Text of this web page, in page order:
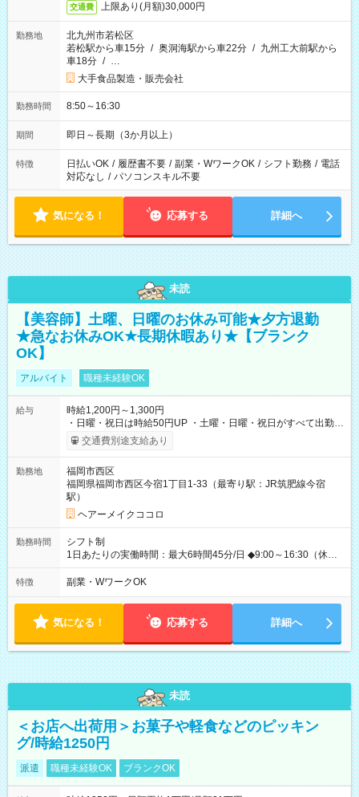
交通費 上限あり(月額)30,000円
勤務地
北九州市若松区
若松駅から車15分 / 奥洞海駅から車22分 / 九州工大前駅から
車18分 / …
大手食品製造・販売会社
勤務時間 8:50～16:30
期間 即日～長期（3か月以上）
特徴 日払いOK / 履歴書不要 / 副業・WワークOK / シフト勤務 / 電話
対応なし / パソコンスキル不要
気になる！ 応募する 詳細へ
未読
【美容師】土曜、日曜のお休み可能★夕方退勤
★急なお休みOK★長期休暇あり★【ブランク
OK】
アルバイト 職種未経験OK
給与
時給1,200円～1,300円
・日曜・祝日は時給50円UP ・土曜・日曜・祝日がすべて出勤可
能な方は、日曜・祝日の時給1,300円（入社から半年間は時給
1,250円になります) 【試用期間】試用期間あり 試用期間の長
ます。 雇用形態：本採用時と同じです。 給与：時給 1,200
円 ～ 1,250円
交通費別途支給あり
勤務地
福岡市西区
福岡県福岡市西区今宿1丁目1-33（最寄り駅：JR筑肥線今宿
駅）
ヘアーメイクココロ
勤務時間
シフト制
1日あたりの実働時間：最大6時間45分/日 ◆9:00～16:30（休憩
45分） ◇週2日~OK！！ ◆残業レッスン一切なし ◇休みの日の
講習参加、モデルハント一切なし ☆★☆★☆★☆★☆ 上記の条件
ご希望があったらぜひご相談ください！ もちろん、週の出勤日
数も相談OKです！ ☆★☆★☆★☆★☆★☆
特徴 副業・WワークOK
気になる！ 応募する 詳細へ
未読
＜お店へ出荷用＞お菓子や軽食などのピッキン
グ/時給1250円
派遣 職種未経験OK ブランクOK